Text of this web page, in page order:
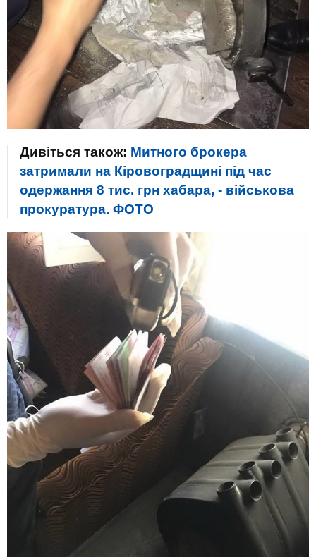
Дивіться також: Митного брокера
затримали на Кіровоградщині під час
одержання 8 тис. грн хабара, - військова
прокуратура. ФОТО